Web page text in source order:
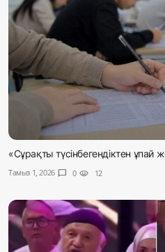
«Сұрақты түсінбегендіктен
Тамыз 1, 2026 chat_bubble 0 visibility 12